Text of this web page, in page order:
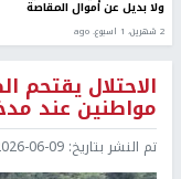
ولا بديل عن أموال المقاصة
2 شهرين، 1 اسبوع. ago
الاحتلال يقتحم
مواطنين عند
تم النشر بتاريخ: 06-09 13:13